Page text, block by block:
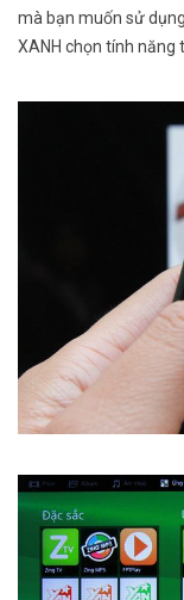
mà bạn muốn sử
XANH chọn tính năng